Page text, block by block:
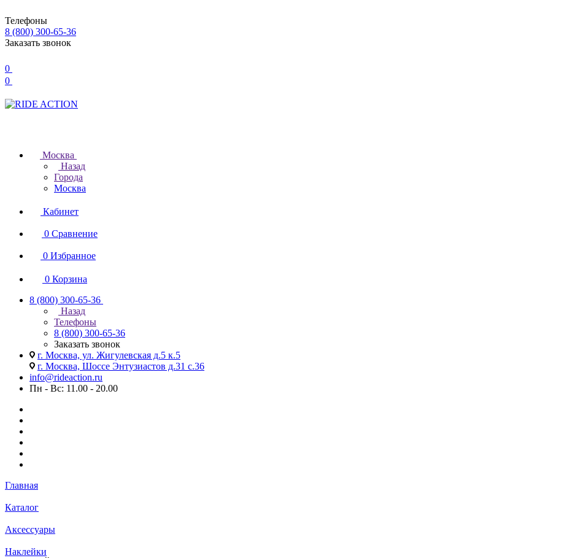
Телефоны
8 (800) 300-65-36
Заказать звонок
0
0
Москва
Назад
Города
Москва
Кабинет
0 Сравнение
0 Избранное
0 Корзина
8 (800) 300-65-36
Назад
Телефоны
8 (800) 300-65-36
Заказать звонок
г. Москва, ул. Жигулевская д.5 к.5
г. Москва, Шоссе Энтузиастов д.31 с.36
info@rideaction.ru
Пн - Вс: 11.00 - 20.00
Главная
Каталог
Аксессуары
Наклейки